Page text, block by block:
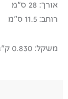
אורך: 28 ס"מ
רוחב: 11.5 ס"מ
משקל: 0.830 ק"ג